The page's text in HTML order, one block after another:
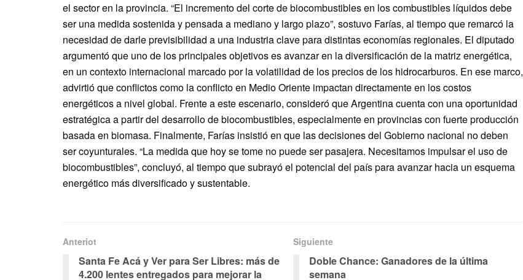
el sector en la provincia. “El incremento del corte de biocombustibles en los combustibles líquidos debe
ser una medida sostenida y pensada a mediano y largo plazo”, sostuvo Farías, al tiempo que remarcó la
necesidad de darle previsibilidad a una industria clave para distintas economías regionales. El diputado
argumentó que uno de los principales objetivos es avanzar en la diversificación de la matriz energética,
en un contexto internacional marcado por la volatilidad de los precios de los hidrocarburos. En ese marco,
advirtió que conflictos como la conflicto en Medio Oriente impactan directamente en los costos
energéticos a nivel global. Frente a este escenario, consideró que Argentina cuenta con una oportunidad
estratégica a partir del desarrollo de biocombustibles, especialmente en provincias con fuerte producción
basada en biomasa. Finalmente, Farías insistió en que las decisiones del Gobierno nacional no deben
ser coyunturales. “La medida que hoy se tome no puede ser pasajera. Necesitamos impulsar el uso de
biocombustibles”, concluyó, al tiempo que subrayó el potencial del país para avanzar hacia un esquema
energético más diversificado y sustentable.
Anteriot
Santa Fe Acá y Ver para Ser Libres: más de
4.200 lentes entregados para mejorar la
Siguiente
Doble Chance: Ganadores de la última
semana